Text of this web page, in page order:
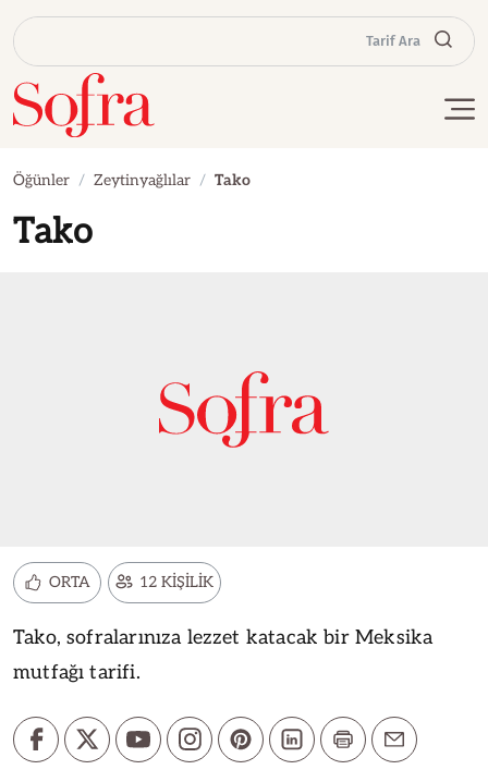
Tarif Ara
Öğünler Zeytinyağlılar Tako
Tako
ORTA 12 KİŞİLİK
Tako, sofralarınıza lezzet katacak bir Meksika
mutfağı tarifi.